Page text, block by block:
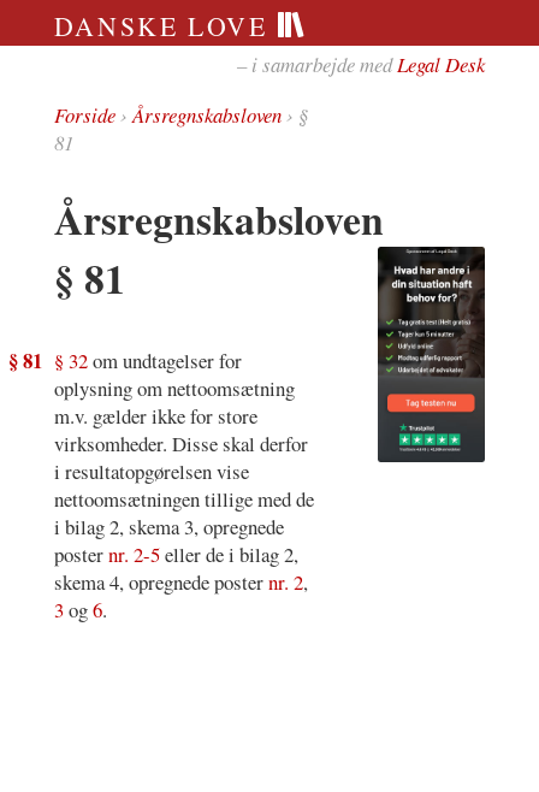
DANSKE LOVE
– i samarbejde medLegal Desk
Forside›Årsregnskabsloven› §
81
Årsregnskabsloven
§ 81
§ 81 § 32om undtagelser for
oplysning om nettoomsætning
m.v. gælder ikke for store
virksomheder. Disse skal derfor
i resultatopgørelsen vise
nettoomsætningen tillige med de
i bilag 2, skema 3, opregnede
posternr. 2-5eller de i bilag 2,
skema 4, opregnede posternr. 2,
3og6.